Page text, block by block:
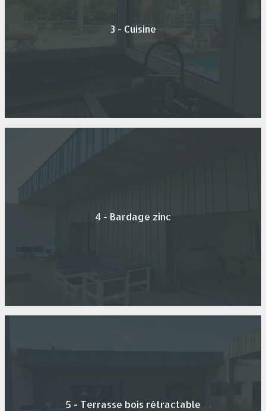
3 - Cuisine
4 - Bardage zinc
5 - Terrasse bois rétractable